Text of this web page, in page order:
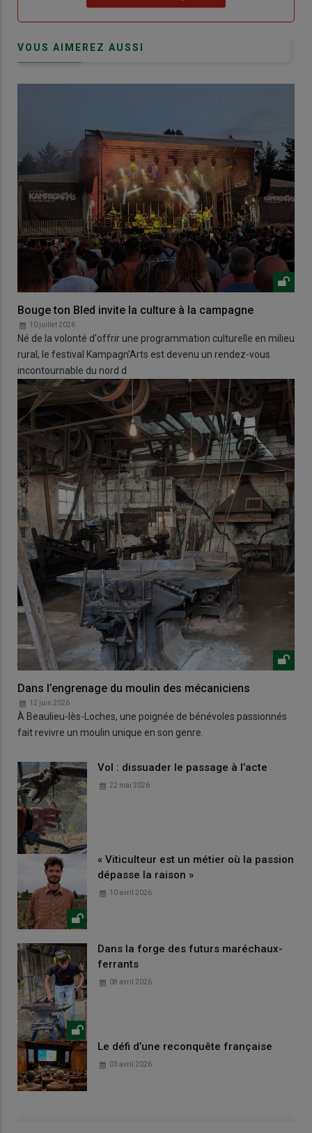
VOUS AIMEREZ AUSSI
Bouge ton Bled invite la culture à la campagne
10 juillet 2026
Né de la volonté d'offrir une programmation culturelle en milieu
rural, le festival Kampagn'Arts est devenu un rendez-vous
incontournable du nord d
Dans l’engrenage du moulin des mécaniciens
12 juin 2026
À Beaulieu-lès-Loches, une poignée de bénévoles passionnés
fait revivre un moulin unique en son genre.
Vol : dissuader le passage à l’acte
22 mai 2026
« Viticulteur est un métier où la passion
dépasse la raison »
10 avril 2026
Dans la forge des futurs maréchaux-
ferrants
08 avril 2026
Le défi d’une reconquête française
03 avril 2026